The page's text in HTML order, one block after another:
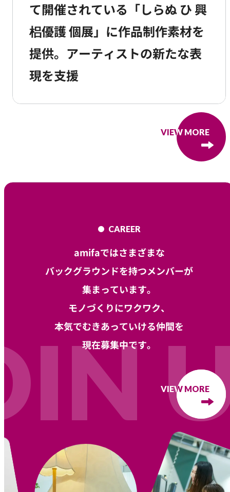
て開催されている「しらぬ ひ 興
梠優護 個展」に作品制作素材を
提供。アーティストの新たな表
現を支援
VIEW MORE
VIEW MORE
CAREER
amifaではさまざまな
バックグラウンドを持つメンバーが
集まっています。
モノづくりにワクワク、
本気でむきあっていける仲間を
現在募集中です。
VIEW MORE
VIEW MORE